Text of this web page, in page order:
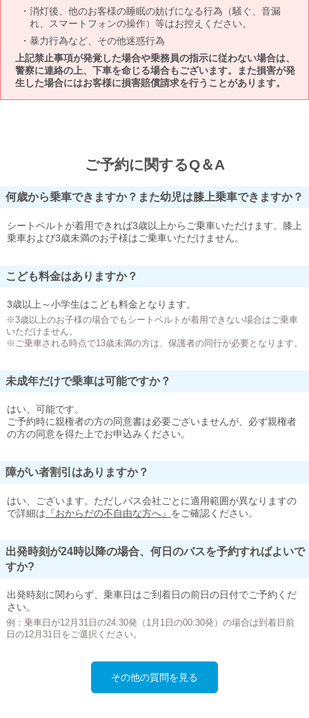
消灯後、他のお客様の睡眠の妨げになる行為（騒ぐ、音漏
れ、スマートフォンの操作）等はお控えください。
暴力行為など、その他迷惑行為
上記禁止事項が発覚した場合や乗務員の指示に従わない場合は、
警察に連絡の上、下車を命じる場合もございます。また損害が発
生した場合にはお客様に損害賠償請求を行うことがあります。
ご予約に関するQ＆A
何歳から乗車できますか？また幼児は膝上乗車できますか？
シートベルトが着用できれば3歳以上からご乗車いただけます。膝上
乗車および3歳未満のお子様はご乗車いただけません。
こども料金はありますか？
3歳以上～小学生はこども料金となります。
※3歳以上のお子様の場合でもシートベルトが着用できない場合はご乗車
いただけません。
※ご乗車される時点で13歳未満の方は、保護者の同行が必要となります。
未成年だけで乗車は可能ですか？
はい、可能です。
ご予約時に親権者の方の同意書は必要ございませんが、必ず親権者
の方の同意を得た上でお申込みください。
障がい者割引はありますか？
はい、ございます。ただしバス会社ごとに適用範囲が異なりますの
で詳細は 『おからだの不自由な方へ』 をご確認ください。
出発時刻が24時以降の場合、何日のバスを予約すればよいで
すか?
出発時刻に関わらず、乗車日はご到着日の前日の日付でご予約くだ
さい。
例：乗車日が12月31日の24:30発（1月1日の00:30発）の場合は到着日前
日の12月31日をご選択ください。
その他の質問を見る